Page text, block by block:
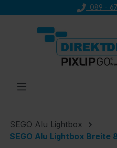
Zum Hauptinhalt springen
089 -
SEGO Alu Lightbox
SEGO Alu Lightbox Breite